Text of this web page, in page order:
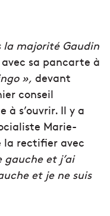
la majorité Gaudin
sa pancarte à
», devant
conseil
à s’ouvrir. Il y a
Marie-
la rectifier avec
gauche et j’ai
et je ne suis